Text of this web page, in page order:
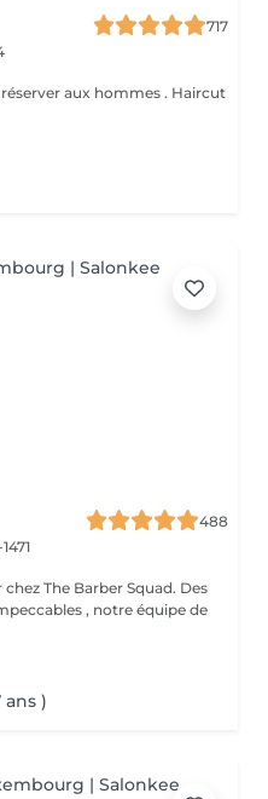
717
aux hommes . Haircut
488
The Barber Squad. Des
, notre équipe de
ans )